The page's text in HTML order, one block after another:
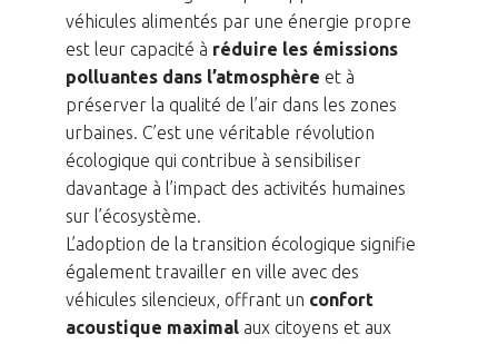
véhicules alimentés par une énergie propre
est leur capacité à réduire les émissions
polluantes dans l’atmosphère et à
préserver la qualité de l’air dans les zones
urbaines. C’est une véritable révolution
écologique qui contribue à sensibiliser
davantage à l’impact des activités humaines
sur l’écosystème.
L’adoption de la transition écologique signifie
également travailler en ville avec des
véhicules silencieux, offrant un confort
acoustique maximal aux citoyens et aux